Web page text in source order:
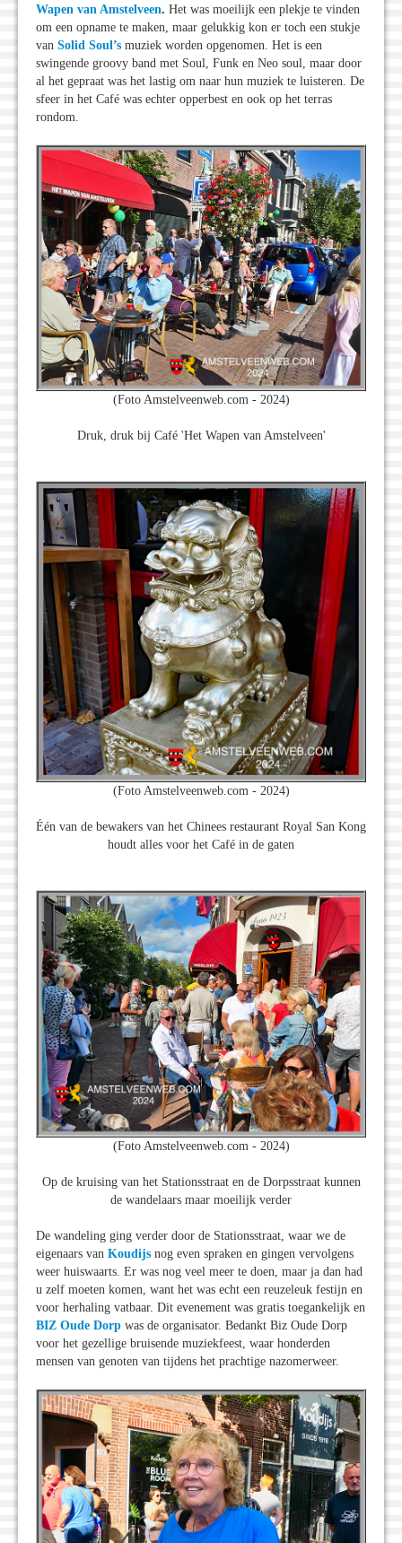
Wapen van Amstelveen. Het was moeilijk een plekje te vinden
om een opname te maken, maar gelukkig kon er toch een stukje
van Solid Soul’s muziek worden opgenomen. Het is een
swingende groovy band met Soul, Funk en Neo soul, maar door
al het gepraat was het lastig om naar hun muziek te luisteren. De
sfeer in het Café was echter opperbest en ook op het terras
rondom.
(Foto Amstelveenweb.com - 2024)
Druk, druk bij Café 'Het Wapen van Amstelveen'
(Foto Amstelveenweb.com - 2024)
Één van de bewakers van het Chinees restaurant Royal San Kong
houdt alles voor het Café in de gaten
(Foto Amstelveenweb.com - 2024)
Op de kruising van het Stationsstraat en de Dorpsstraat kunnen
de wandelaars maar moeilijk verder
De wandeling ging verder door de Stationsstraat, waar we de
eigenaars van Koudijs nog even spraken en gingen vervolgens
weer huiswaarts. Er was nog veel meer te doen, maar ja dan had
u zelf moeten komen, want het was echt een reuzeleuk festijn en
voor herhaling vatbaar. Dit evenement was gratis toegankelijk en
BIZ Oude Dorp was de organisator. Bedankt Biz Oude Dorp
voor het gezellige bruisende muziekfeest, waar honderden
mensen van genoten van tijdens het prachtige nazomerweer.